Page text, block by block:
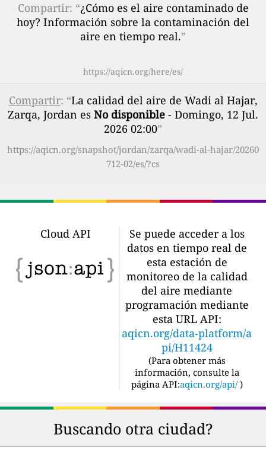
Compartir: “¿Cómo es el aire contaminado de
hoy? Información sobre la contaminación del
aire en tiempo real.”
https://aqicn.org/here/es/
Compartir: “La calidad del aire de Wadi al Hajar,
Zarqa, Jordan es No disponible - Domingo, 12 Jul.
2026 02:00”
https://aqicn.org/snapshot/jordan/zarqa/wadi-al-hajar/20260
712-02/es/?cs
Cloud API
Se puede acceder a los
datos en tiempo real de
esta estación de
monitoreo de la calidad
del aire mediante
programación mediante
esta URL API:
aqicn.org/data-platform/a
pi/H11424
(Para obtener más
información, consulte la
página API:aqicn.org/api/ )
Buscando otra ciudad?